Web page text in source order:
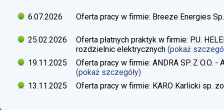
6.07.2026 Oferta pracy w firmie: Breeze Energies
25.02.2026
Oferta płatnych praktyk w firmie: P.U.
rozdzielnic elektrycznych (pokaż
19.11.2025
Oferta pracy w firmie: ANDRA SP. Z O.O.
(pokaż szczegóły)
13.11.2025
Oferta pracy w firmie: KARO Karlicki sp.